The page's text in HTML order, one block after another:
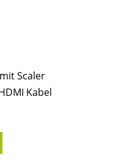
Scaler
Kabel